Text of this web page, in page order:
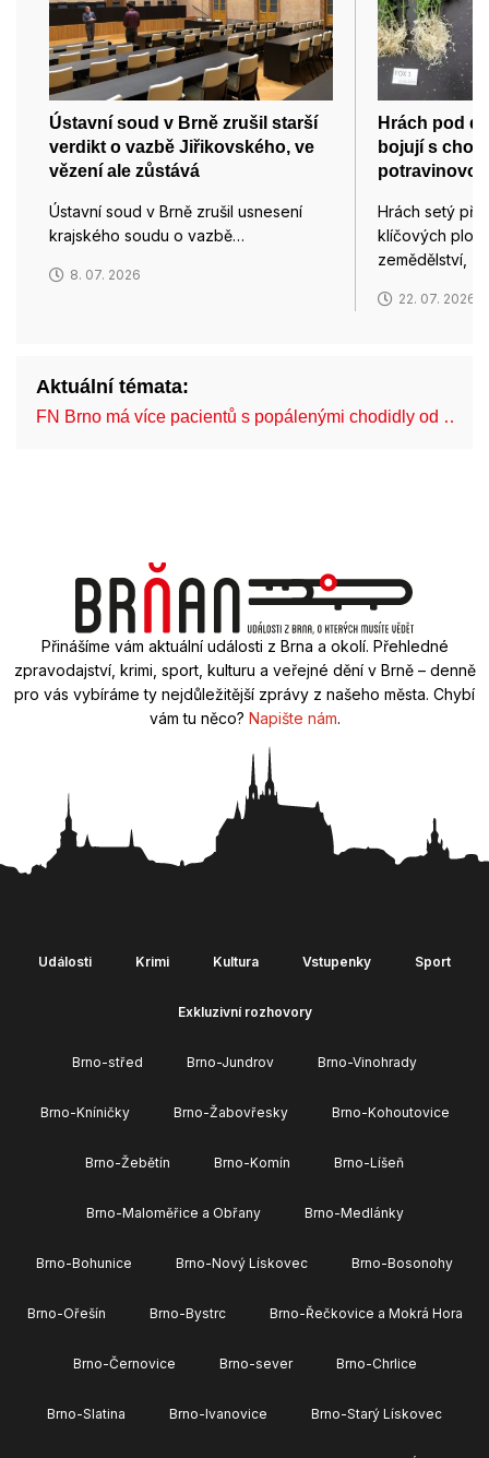
Ústavní soud v Brně zrušil starší
verdikt o vazbě Jiřikovského, ve
vězení ale zůstává
Ústavní soud v Brně zrušil usnesení
krajského soudu o vazbě…
8. 07. 2026
Hrách pod
bojují s
Hrách setý
klíčových
zemědělství,
22. 07. 2026
Aktuální témata:
FN Brno má více pacientů s popálenými chodidly od …
Přinášíme vám aktuální události z Brna a okolí. Přehledné
zpravodajství, krimi, sport, kulturu a veřejné dění v Brně – denně
pro vás vybíráme ty nejdůležitější zprávy z našeho města. Chybí
vám tu něco? Napište nám.
Události Krimi Kultura Vstupenky Sport
Exkluzivní rozhovory
Brno-střed Brno-Jundrov Brno-Vinohrady
Brno-Kníničky Brno-Žabovřesky Brno-Kohoutovice
Brno-Žebětín Brno-Komín Brno-Líšeň
Brno-Maloměřice a Obřany Brno-Medlánky
Brno-Bohunice Brno-Nový Lískovec Brno-Bosonohy
Brno-Ořešín Brno-Bystrc Brno-Řečkovice a Mokrá Hora
Brno-Černovice Brno-sever Brno-Chrlice
Brno-Slatina Brno-Ivanovice Brno-Starý Lískovec